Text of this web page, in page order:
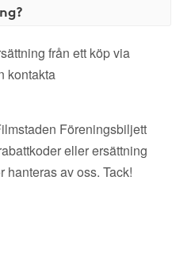
från ett köp via
kontakta
Föreningsbiljett
eller ersättning
hanteras av oss. Tack!